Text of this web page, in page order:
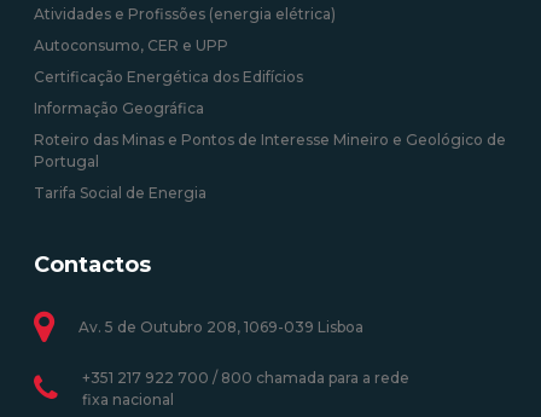
Atividades e Profissões (energia elétrica)
Autoconsumo, CER e UPP
Certificação Energética dos Edifícios
Informação Geográfica
Roteiro das Minas e Pontos de Interesse Mineiro e Geológico de
Portugal
Tarifa Social de Energia
Contactos
Av. 5 de Outubro 208, 1069-039 Lisboa
+351 217 922 700 / 800 chamada para a rede
fixa nacional